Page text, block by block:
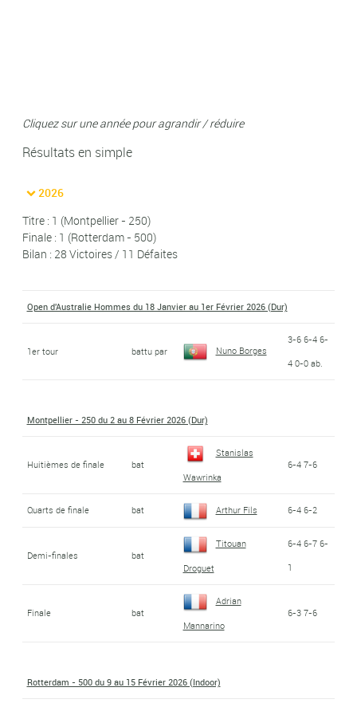
Cliquez sur une année pour agrandir / réduire
Résultats en simple
2026
Titre : 1 (Montpellier - 250)
Finale : 1 (Rotterdam - 500)
Bilan : 28 Victoires / 11 Défaites
Open d'Australie Hommes du 18 Janvier au 1er Février 2026 (Dur)
1er tour battu par Nuno Borges
3-6 6-4 6-
4 0-0 ab.
Montpellier - 250 du 2 au 8 Février 2026 (Dur)
Huitièmes de finale bat
Stanislas
Wawrinka
6-4 7-6
Quarts de finale bat Arthur Fils 6-4 6-2
Demi-finales bat
Titouan
Droguet
6-4 6-7 6-
1
Finale bat
Adrian
Mannarino
6-3 7-6
Rotterdam - 500 du 9 au 15 Février 2026 (Indoor)